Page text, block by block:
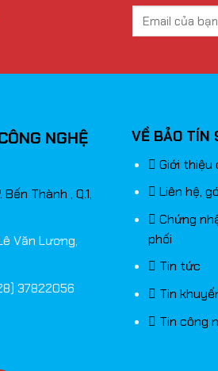
dây đều sử dụng công nghệ truyền
hiệu trong chuột, rồi tới ăng
NGHỆ
Thành , Q.1,
Văn Lương,
37822056
VỀ BẢO TÍN
Giới thiệu
Liên hệ,
Chứng
phối
Tin tức
Tin
Tin công